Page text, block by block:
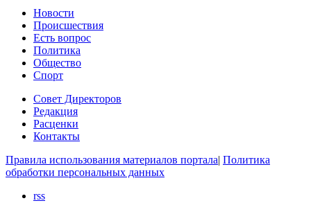
Новости
Происшествия
Есть вопрос
Политика
Общество
Спорт
Совет Директоров
Редакция
Расценки
Контакты
Правила использования материалов портала| Политика
обработки персональных данных
rss